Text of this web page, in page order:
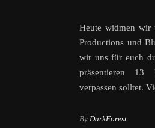
Heute widmen wir
Productions und
wir uns für euch
präsentieren 13
verpassen solltet.
By DarkForest